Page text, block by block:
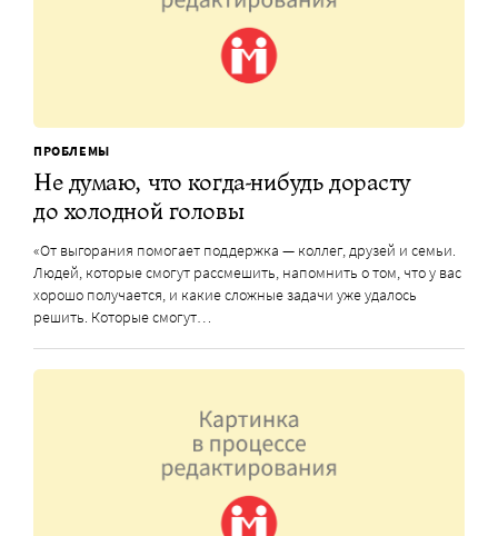
ПРОБЛЕМЫ
Не думаю, что когда-нибудь дорасту
до холодной головы
«От выгорания помогает поддержка — коллег, друзей и семьи.
Людей, которые смогут рассмешить, напомнить о том, что у вас
хорошо получается, и какие сложные задачи уже удалось
решить. Которые смогут…